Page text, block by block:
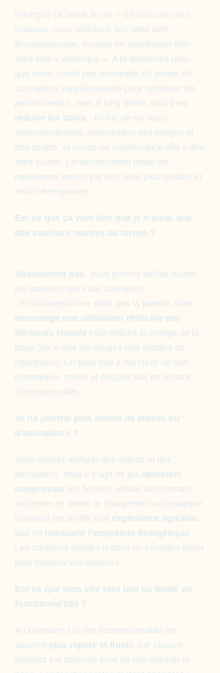
Pourquoi ça serait le cas ? En tout cas chez
Kodama, nous réalisons des sites web
écoresponsable, comme on construirait des
sites web « classique ». A la différence près
que notre travail peu demander du temps de
conception supplémentaire pour optimiser les
performances, mais à long terme, cela peut
réduire les coûts : moins de serveurs
surdimensionnés, optimisation des images et
des scripts, et moins de maintenance liée à des
sites lourds. L’investissement initial est
rapidement amorti par des sites plus rapides et
moins énergivores.
Est-ce que ça veut dire que je n’aurai que
des couleurs neutres ou ternes ?
Absolument pas. Vous pouvez utiliser toutes
les couleurs que vous souhaitez.
L’écoconception ne dicte pas la palette, mais
encourage une utilisation réfléchie des
éléments visuels pour réduire la charge de la
page (ex. éviter les images trop lourdes ou
répétitives). On peut tout à fait créer un site
dynamique, coloré et élégant tout en restant
écoresponsable.
Je ne pourrai plus mettre de vidéos ou
d’animations ?
Vous pouvez intégrer des vidéos et des
animations, mais il s’agit de les optimiser :
compresser les fichiers, utiliser des formats
modernes et limiter le chargement automatique.
L’objectif est d’offrir une expérience agréable
tout en réduisant l’empreinte énergétique.
Les contenus animés restent un excellent levier
pour captiver vos visiteurs.
Est-ce que mon site sera lent ou limité en
fonctionnalités ?
Au contraire. Un site écoresponsable est
souvent plus rapide et fluide, car chaque
élément est optimisé pour ne pas alourdir la